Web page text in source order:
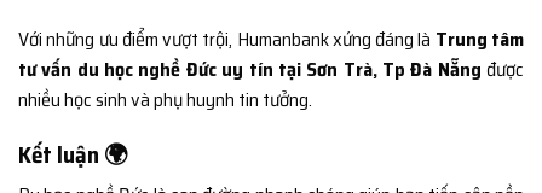
Với những ưu điểm vượt trội, Humanbank xứng đáng là Trung tâm
tư vấn du học nghề Đức uy tín tại Sơn Trà, Tp Đà Nẵng được
nhiều học sinh và phụ huynh tin tưởng.
Kết luận 🌍